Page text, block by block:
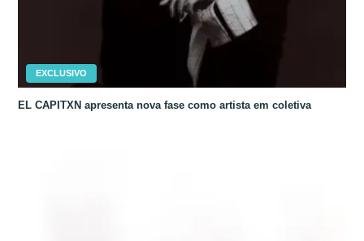
EXCLUSIVO
EL CAPITXN apresenta nova fase como artista em coletiva